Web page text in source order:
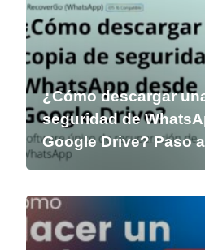
¿Cómo descargar
seguridad de
Google Drive? Paso